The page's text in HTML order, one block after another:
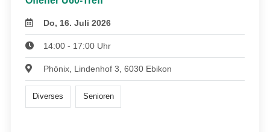
Do, 16. Juli 2026
14:00 - 17:00 Uhr
Phönix, Lindenhof 3, 6030 Ebikon
Diverses Senioren